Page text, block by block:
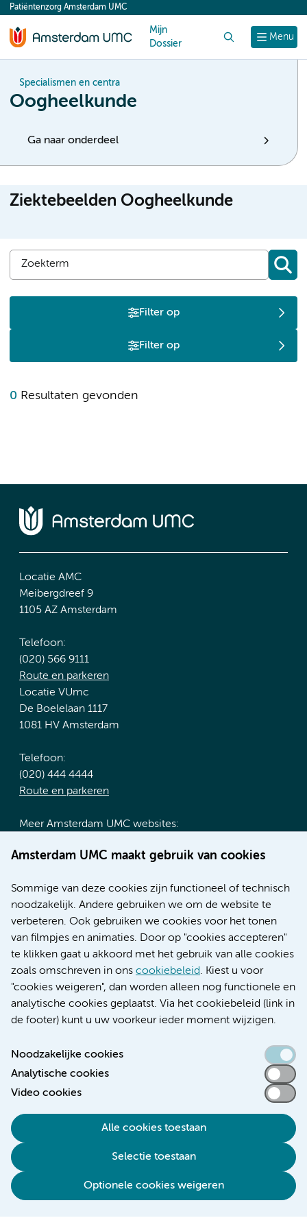
content
Amsterdam UMC maakt gebruik van cookies
Sommige van deze cookies zijn functioneel of technisch
noodzakelijk. Andere gebruiken we om de website te
verbeteren. Ook gebruiken we cookies voor het tonen
van filmpjes en animaties. Door op "cookies accepteren"
te klikken gaat u akkoord met het gebruik van alle cookies
zoals omschreven in ons cookiebeleid. Kiest u voor
"cookies weigeren", dan worden alleen nog functionele en
analytische cookies geplaatst. Via het cookiebeleid (link in
de footer) kunt u uw voorkeur ieder moment wijzigen.
Noodzakelijke cookies
Analytische cookies
Video cookies
Alle cookies toestaan
Selectie toestaan
Optionele cookies weigeren
Menu
Patiëntenzorg Amsterdam UMC
Mijn
Dossier
Specialismen en centra
Oogheelkunde
Ga naar onderdeel
Ziektebeelden Oogheelkunde
Filter op
Filter op
0 Resultaten gevonden
Locatie AMC
Meibergdreef 9
1105 AZ Amsterdam
Telefoon:
(020) 566 9111
Route en parkeren
Locatie VUmc
De Boelelaan 1117
1081 HV Amsterdam
Telefoon:
(020) 444 4444
Route en parkeren
Meer Amsterdam UMC websites:
Werken bij Amsterdam UMC
Nieuws
Research
Educatie locatie AMC
Educatie locatie VUmc
Verwijzen & diagnostiek
Toegankelijkheidsverklaring
Responsible disclosure